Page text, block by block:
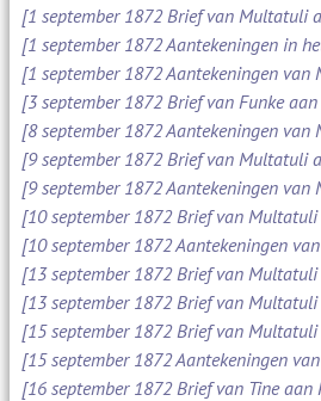
[1 september 1872 Brief van Multatuli
[1 september 1872 Aantekeningen in
[1 september 1872 Aantekeningen
[3 september 1872 Brief van Funke
[8 september 1872 Aantekeningen
[9 september 1872 Brief van Multatuli
[9 september 1872 Aantekeningen
[10 september 1872 Brief van
[10 september 1872 Aantekeningen
[13 september 1872 Brief van
[13 september 1872 Brief van
[15 september 1872 Brief van
[15 september 1872 Aantekeningen
[16 september 1872 Brief van Tine aan